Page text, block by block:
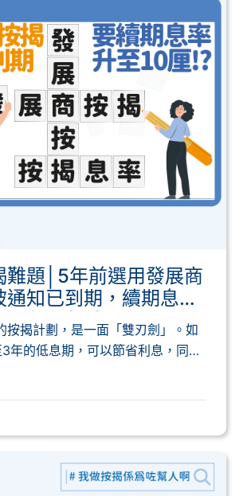
難題│5年前選用發展商
通知已到期，續期息率
，如何解決？
按揭計劃，是一面「雙刃劍」。如
年的低息期，可以節省利息，同時